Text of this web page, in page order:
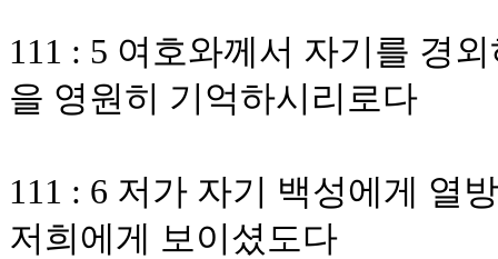
111 : 5 여호와께서 자기를 경
을 영원히 기억하시리로다
111 : 6 저가 자기 백성에게 열
저희에게 보이셨도다